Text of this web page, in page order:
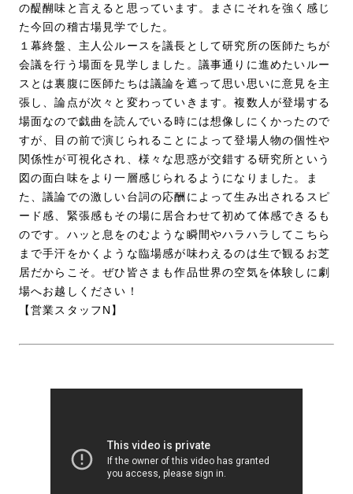
の醍醐味と言えると思っています。まさにそれを強く感じ
た今回の稽古場見学でした。
１幕終盤、主人公ルースを議長として研究所の医師たちが
会議を行う場面を見学しました。議事通りに進めたいルー
スとは裏腹に医師たちは議論を遮って思い思いに意見を主
張し、論点が次々と変わっていきます。複数人が登場する
場面なので戯曲を読んでいる時には想像しにくかったので
すが、目の前で演じられることによって登場人物の個性や
関係性が可視化され、様々な思惑が交錯する研究所という
図の面白味をより一層感じられるようになりました。ま
た、議論での激しい台詞の応酬によって生み出されるスピ
ード感、緊張感もその場に居合わせて初めて体感できるも
のです。ハッと息をのむような瞬間やハラハラしてこちら
まで手汗をかくような臨場感が味わえるのは生で観るお芝
居だからこそ。ぜひ皆さまも作品世界の空気を体験しに劇
場へお越しください！
【営業スタッフN】